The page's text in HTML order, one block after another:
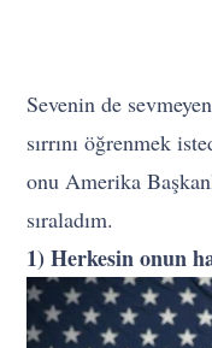
Sevenin de
sırrını öğrenmek
onu Amerika
sıraladım.
1) Herkesin onun